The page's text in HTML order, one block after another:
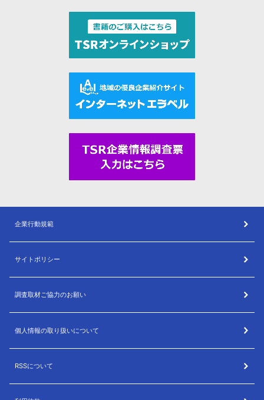
企業行動規範
サイトポリシー
調査取材ご協力のお願い
個人情報の取り扱いについて
RSSについて